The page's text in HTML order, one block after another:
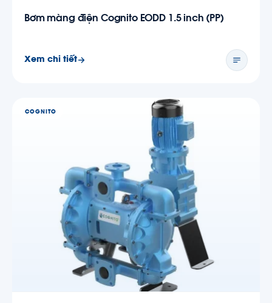
Bơm màng điện Cognito EODD 1.5 inch (PP)
Xem chi tiết
COGNITO